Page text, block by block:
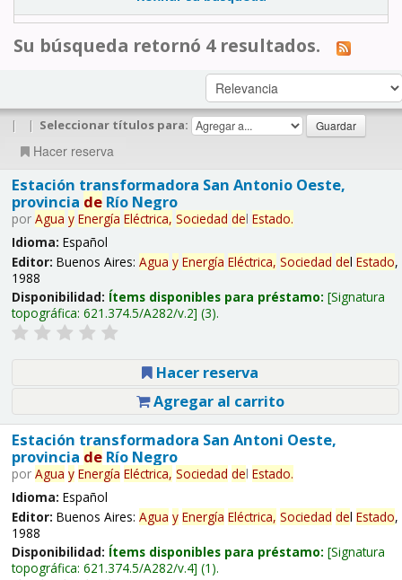
Su búsqueda retornó 4 resultados.
| | Seleccionar títulos para:
Hacer reserva
Estación transformadora San Antonio Oeste,
provincia deRío Negro
por Agua y Energía Eléctrica, Sociedad del Estado.
Idioma: Español
Editor: Buenos Aires: Agua y Energía Eléctrica, Sociedad del Estado,
1988
Disponibilidad: Ítems disponibles para préstamo: Signatura
topográfica: 621.374.5/A282/v.2 (3).
Hacer reserva
Agregar al carrito
Estación transformadora San Antoni Oeste,
provincia deRío Negro
por Agua y Energía Eléctrica, Sociedad del Estado.
Idioma: Español
Editor: Buenos Aires: Agua y Energía Eléctrica, Sociedad del Estado,
1988
Disponibilidad: Ítems disponibles para préstamo: Signatura
topográfica: 621.374.5/A282/v.4 (1).